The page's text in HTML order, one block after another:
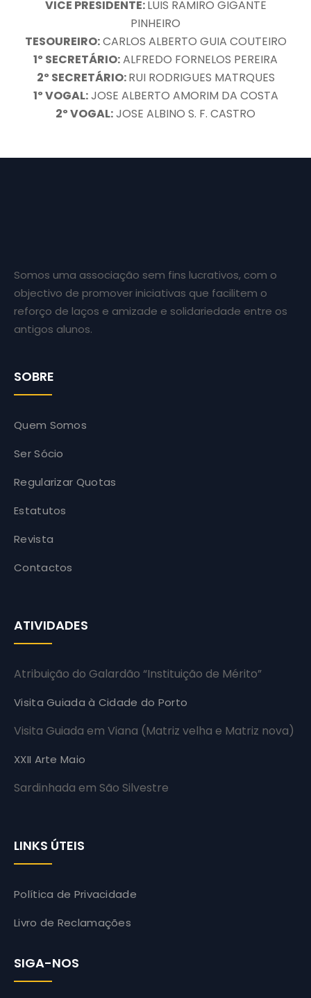
VICE PRESIDENTE:LUIS RAMIRO GIGANTE
PINHEIRO
TESOUREIRO:CARLOS ALBERTO GUIA COUTEIRO
1º SECRETÁRIO:ALFREDO FORNELOS PEREIRA
2º SECRETÁRIO:RUI RODRIGUES MATRQUES
1º VOGAL:JOSE ALBERTO AMORIM DA COSTA
2º VOGAL:JOSE ALBINO S. F. CASTRO
Somos uma associação sem fins lucrativos, com o
objectivo de promover iniciativas que facilitem o
reforço de laços e amizade e solidariedade entre os
antigos alunos.
SOBRE
Quem Somos
Ser Sócio
Regularizar Quotas
Estatutos
Revista
Contactos
ATIVIDADES
Atribuição do Galardão “Instituição de Mérito”
Visita Guiada à Cidade do Porto
Visita Guiada em Viana (Matriz velha e Matriz nova)
XXII Arte Maio
Sardinhada em São Silvestre
LINKS ÚTEIS
Política de Privacidade
Livro de Reclamações
SIGA-NOS